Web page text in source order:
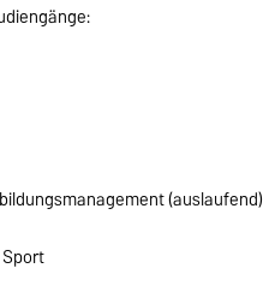
(auslaufend)